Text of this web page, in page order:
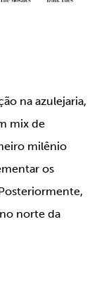
na azulejaria,
mix de
milênio
os
norte da